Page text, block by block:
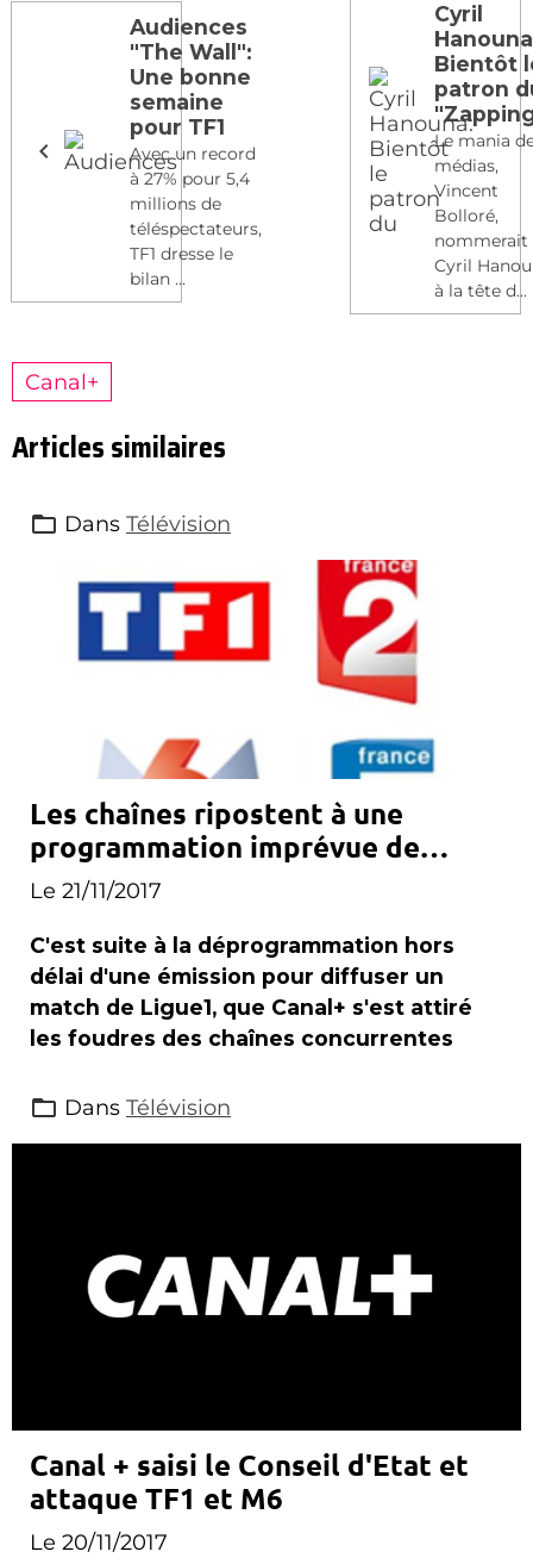
Audiences
"The Wall":
Une bonne
semaine
pour TF1
Avec un record
à 27% pour 5,4
millions de
téléspectateurs,
TF1 dresse le
bilan ...
Cyril
Bientôt
patron
Le mania
médias,
Vincent
Bolloré,
nommerait
Cyril
à la tête d...
Canal+
Articles similaires
Dans Télévision
Les chaînes ripostent à une
programmation imprévue de
Canal+
Le 21/11/2017
C'est suite à la déprogrammation hors
délai d'une émission pour diffuser un
match de Ligue1, que Canal+ s'est attiré
les foudres des chaînes concurrentes
Dans Télévision
Canal + saisi le Conseil d'Etat et
attaque TF1 et M6
Le 20/11/2017